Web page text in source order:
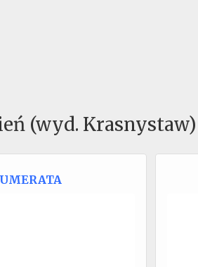
(wyd. Krasnystaw)